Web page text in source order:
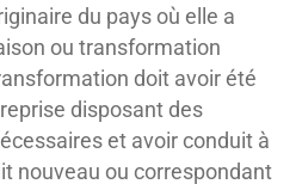
du pays où elle a
ou transformation
doit avoir été
disposant des
et avoir conduit à
nouveau ou correspondant